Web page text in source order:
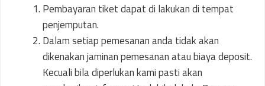
Pembayaran tiket dapat di lakukan di tempat
penjemputan.
Dalam setiap pemesanan anda tidak akan
dikenakan jaminan pemesanan atau biaya deposit.
Kecuali bila diperlukan kami pasti akan